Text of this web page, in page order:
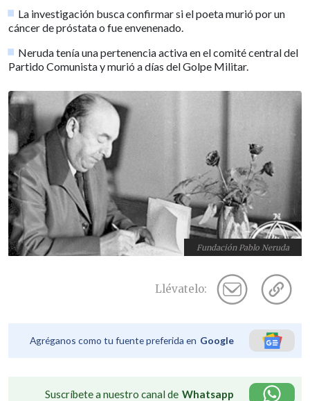
La investigación busca confirmar si el poeta murió por un
cáncer de próstata o fue envenenado.
Neruda tenía una pertenencia activa en el comité central del
Partido Comunista y murió a días del Golpe Militar.
Fundación Pablo Neruda
Llévatelo:
Agréganos como tu fuente preferida en Google
Suscríbete a nuestro canal de Whatsapp